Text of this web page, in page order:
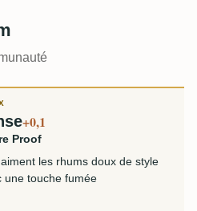
+0,1
Proof
les rhums doux de style
une touche fumée